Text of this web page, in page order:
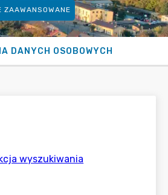
ZAAWANSOWANE
DANYCH OSOBOWYCH
wyszukiwania